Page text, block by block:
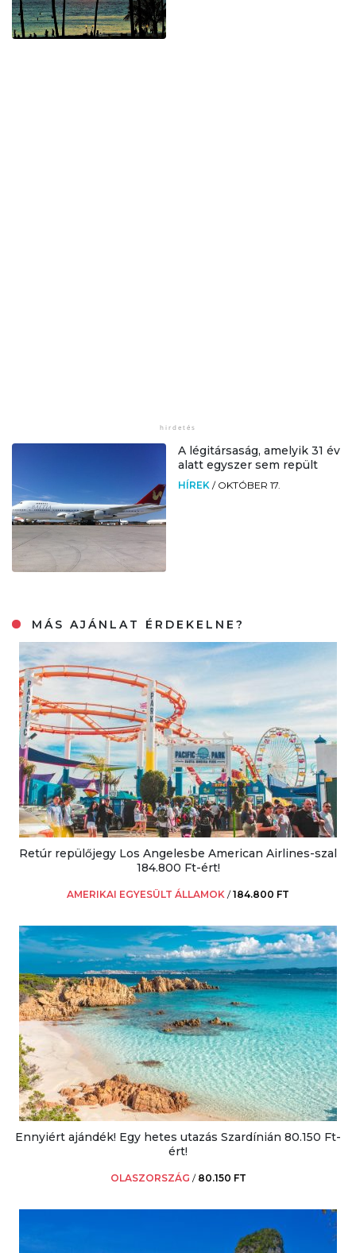
A légitársaság, amelyik 31 év
alatt egyszer sem repült
HÍREK / OKTÓBER 17.
MÁS AJÁNLAT ÉRDEKELNE?
Retúr repülőjegy Los Angelesbe American Airlines-szal
184.800 Ft-ért!
AMERIKAI EGYESÜLT ÁLLAMOK /184.800 FT
Ennyiért ajándék! Egy hetes utazás Szardínián 80.150 Ft-
ért!
OLASZORSZÁG / 80.150 FT